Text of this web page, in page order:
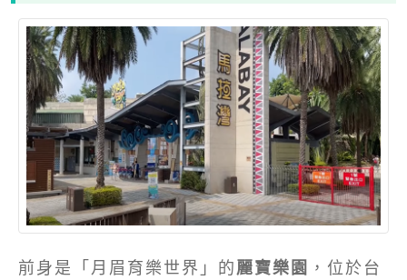
前身是「月眉育樂世界」的麗寶樂園 ，位於台